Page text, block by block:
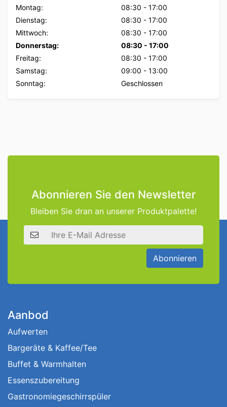
Montag: 08:30 - 17:00
Dienstag:
08:30 - 17:00
Mittwoch:
08:30 - 17:00
Donnerstag:
08:30 - 17:00
Freitag:
08:30 - 17:00
Samstag:
09:00 - 13:00
Sonntag:
Geschlossen
Abonnieren Sie den Newsletter
Bleiben Sie dran an unserer Produktpalette!
E-Mail Adresse
Abonnieren
Aanbod
Aufwerten
Bargeräte & Kaffee/Tee
Buffet & Warmhalten
Essenszubereitung
Gastronomiegeschirrspüler